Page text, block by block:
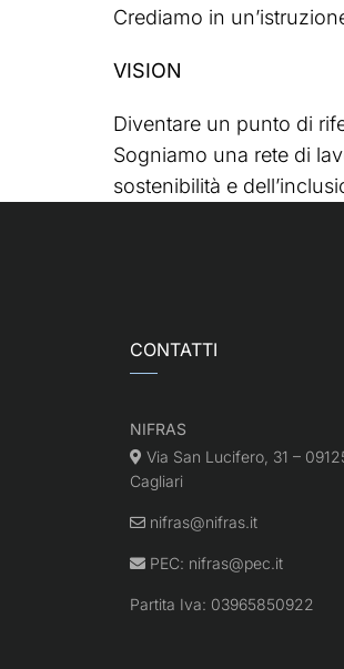
Crediamo in
VISION
Diventare un punto di
Sogniamo una rete di
sostenibilità e
CONTATTI
NIFRAS
Via San Lucifero, 31 –
Cagliari
nifras@nifras.it
PEC: nifras@pec.it
Partita Iva: 03965850922